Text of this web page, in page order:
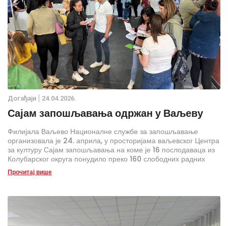
Дoгађаjи 24.04.2026.
Сајам запошљавања одржан у Ваљеву
Филијала Ваљево Националне службе за запошљавање
организовала је 24. априла, у просторијама ваљевског Центра
за културу Сајам запошљавања на коме је 16 послодаваца из
Колубарског округа понудило преко 160 слободних радних
места.
Прочитај више